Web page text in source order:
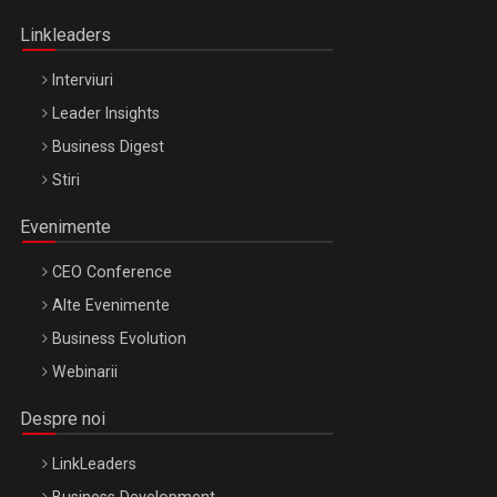
Linkleaders
Interviuri
Leader Insights
Business Digest
Stiri
Evenimente
CEO Conference
Alte Evenimente
Business Evolution
Webinarii
Despre noi
LinkLeaders